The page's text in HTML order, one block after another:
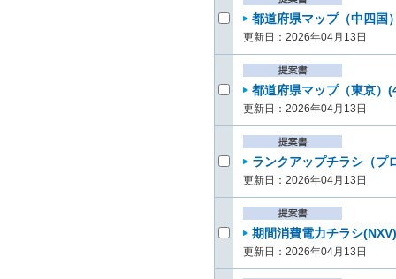
都道府県マップ（中四国
更新日：2026年04月13日
都道府県マップ（東京）
更新日：2026年04月13日
ランクアップチラシ（プ
更新日：2026年04月13日
期間消費電力チラシ
更新日：2026年04月13日